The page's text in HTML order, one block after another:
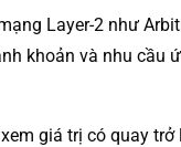
Layer-2 như
khoản và nhu cầu
giá trị có quay